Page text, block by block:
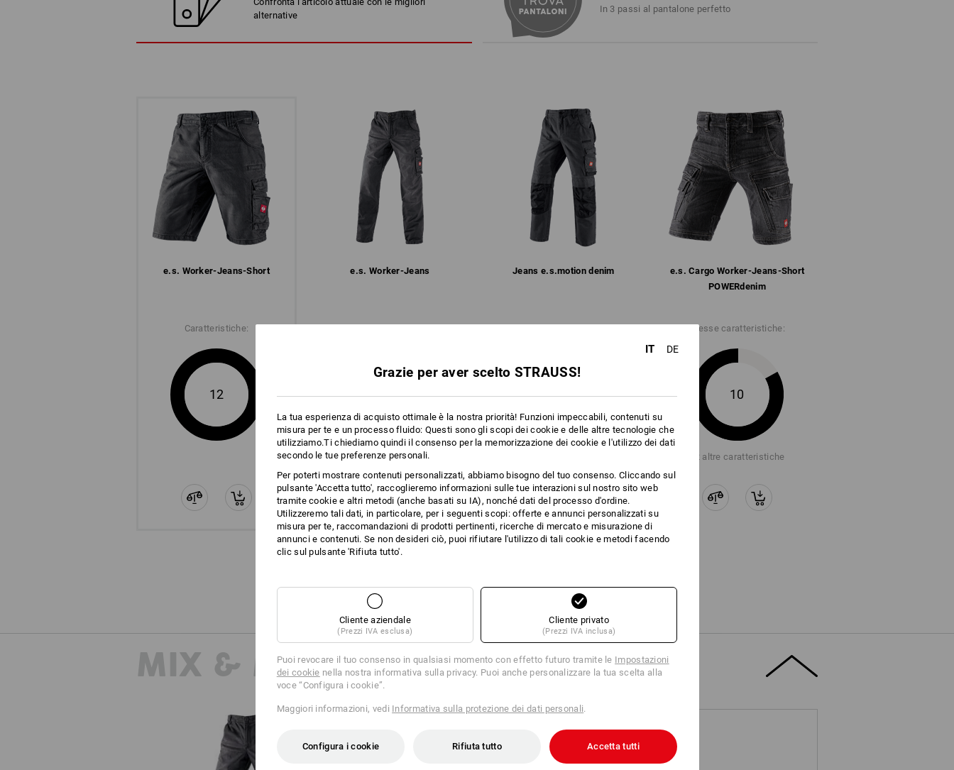
Lavaggio in lavatrice a 40 ℃
Non schiarire
Asciugare nell’asciugabiancheria
in modo delicato
Al momento della scelta della misura tenere presente:
Il puro cotone può restingersi del 3-5%.
!!! Articolo stagionale !!! Fornitura fino ad esaurimento scorte!
Personalizzazione:
di più
direttamente sui pantaloni è un vero must. Riposto in tutta
sicurezza, ma sempre a portata di mano: così deve essere.
alternative
In 3 passi al pantalone perfetto
e.s. Worker-Jeans-Short
Caratteristiche:
12
e.s. Worker-Jeans Jeans e.s.​motion denim
e.s. Cargo Worker-Jeans-Short
POWERdenim
11 10
Stesse caratteristiche:
10
+2 altre caratteristiche
MIX & MATCH
IT DE
Grazie per aver scelto STRAUSS!
La tua esperienza di acquisto ottimale è la nostra priorità! Funzioni impeccabili, contenuti su
misura per te e un processo fluido: Questi sono gli scopi dei cookie e delle altre tecnologie che
utilizziamo.Ti chiediamo quindi il consenso per la memorizzazione dei cookie e l'utilizzo dei dati
secondo le tue preferenze personali.
Per poterti mostrare contenuti personalizzati, abbiamo bisogno del tuo consenso. Cliccando sul
pulsante 'Accetta tutto', raccoglieremo informazioni sulle tue interazioni sul nostro sito web
tramite cookie e altri metodi (anche basati su IA), nonché dati del processo d'ordine.
Utilizzeremo tali dati, in particolare, per i seguenti scopi: offerte e annunci personalizzati su
misura per te, raccomandazioni di prodotti pertinenti, ricerche di mercato e misurazione di
annunci e contenuti. Se non desideri ciò, puoi rifiutare l'utilizzo di tali cookie e metodi facendo
clic sul pulsante 'Rifiuta tutto'.
Cliente aziendale
(Prezzi IVA esclusa)
Cliente privato
(Prezzi IVA inclusa)
Puoi revocare il tuo consenso in qualsiasi momento con effetto futuro tramite le Impostazioni
dei cookie nella nostra informativa sulla privacy. Puoi anche personalizzare la tua scelta alla
voce “Configura i cookie”.
Maggiori informazioni, vedi Informativa sulla protezione dei dati personali.
Configura i cookie Rifiuta tutto Accetta tutti